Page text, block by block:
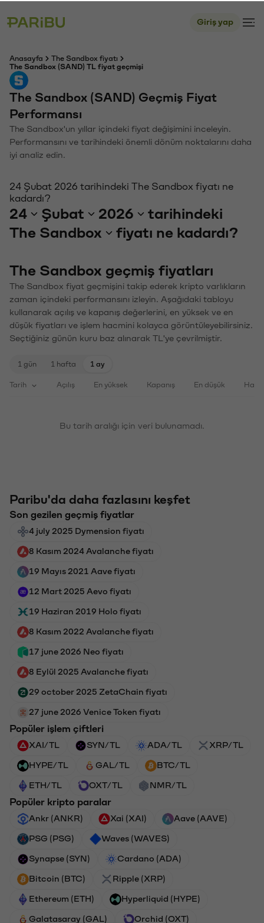
Giriş yap
Anasayfa
The Sandbox fiyatı
The Sandbox (SAND) TL fiyat geçmişi
The Sandbox (SAND) Geçmiş Fiyat
Performansı
The Sandbox'un yıllar içindeki fiyat değişimini inceleyin.
Performansını ve tarihindeki önemli dönüm noktalarını daha
iyi analiz edin.
24 Şubat 2026 tarihindeki The Sandbox fiyatı ne
kadardı?
24 Şubat 2026
tarihindeki
The Sandbox
fiyatı ne kadardı?
The Sandbox geçmiş fiyatları
The Sandbox fiyat geçmişini takip ederek kripto varlıkların
zaman içindeki performansını izleyin. Aşağıdaki tabloyu
kullanarak açılış ve kapanış değerlerini, en yüksek ve en
düşük fiyatları ve işlem hacmini kolayca görüntüleyebilirsiniz.
Seçtiğiniz günün kuru baz alınarak TL'ye çevrilmiştir.
1 gün 1 hafta 1 ay
Tarih Açılış En yüksek Kapanış En düşük
Bu tarih aralığı için veri bulunamadı.
Paribu'da daha fazlasını keşfet
Son gezilen geçmiş fiyatlar
4 july 2025 Dymension fiyatı
8 Kasım 2024 Avalanche fiyatı
19 Mayıs 2021 Aave fiyatı
12 Mart 2025 Aevo fiyatı
19 Haziran 2019 Holo fiyatı
8 Kasım 2022 Avalanche fiyatı
17 june 2026 Neo fiyatı
8 Eylül 2025 Avalanche fiyatı
29 october 2025 ZetaChain fiyatı
27 june 2026 Venice Token fiyatı
Popüler işlem çiftleri
XAI/TL SYN/TL ADA/TL XRP/TL
HYPE/TL GAL/TL BTC/TL
ETH/TL OXT/TL NMR/TL
Popüler kripto paralar
Ankr (ANKR) Xai (XAI) Aave (AAVE)
PSG (PSG) Waves (WAVES)
Synapse (SYN) Cardano (ADA)
Bitcoin (BTC) Ripple (XRP)
Ethereum (ETH) Hyperliquid (HYPE)
Galatasaray (GAL) Orchid (OXT)